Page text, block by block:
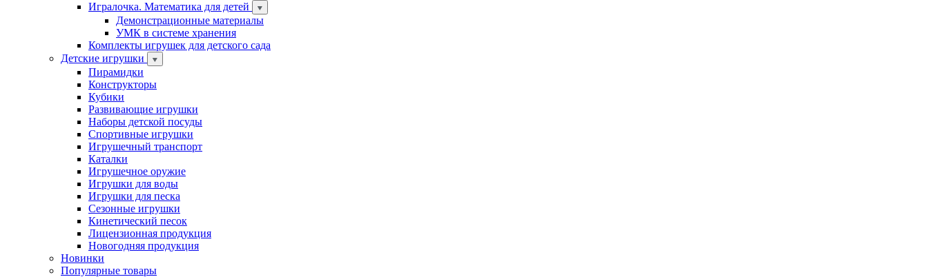
Игралочка. Математика для детей
Демонстрационные материалы
УМК в системе хранения
Комплекты игрушек для детского сада
Детские игрушки
Пирамидки
Конструкторы
Кубики
Развивающие игрушки
Наборы детской посуды
Спортивные игрушки
Игрушечный транспорт
Каталки
Игрушечное оружие
Игрушки для воды
Игрушки для песка
Сезонные игрушки
Кинетический песок
Лицензионная продукция
Новогодняя продукция
Новинки
Популярные товары